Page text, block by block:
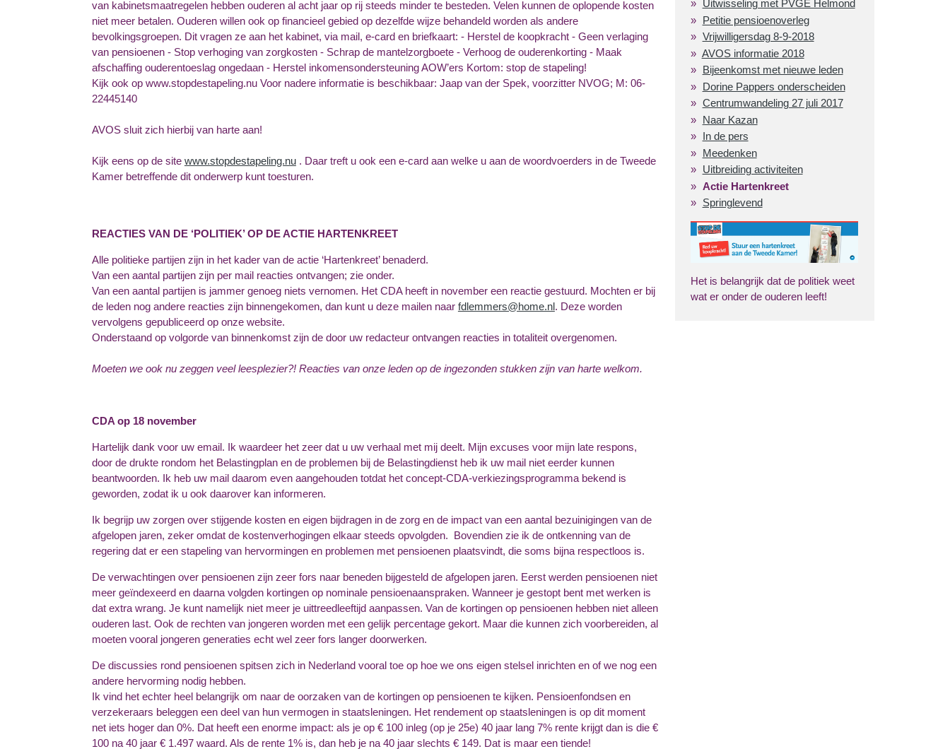
van kabinetsmaatregelen hebben ouderen al acht jaar op rij steeds minder te besteden. Velen kunnen de oplopende kosten
niet meer betalen. Ouderen willen ook op financieel gebied op dezelfde wijze behandeld worden als andere
bevolkingsgroepen. Dit vragen ze aan het kabinet, via mail, e-card en briefkaart: - Herstel de koopkracht - Geen verlaging
van pensioenen - Stop verhoging van zorgkosten - Schrap de mantelzorgboete - Verhoog de ouderenkorting - Maak
afschaffing ouderentoeslag ongedaan - Herstel inkomensondersteuning AOW’ers Kortom: stop de stapeling!
Kijk ook op www.stopdestapeling.nu Voor nadere informatie is beschikbaar: Jaap van der Spek, voorzitter NVOG; M: 06-
22445140
AVOS sluit zich hierbij van harte aan!
Kijk eens op de site www.stopdestapeling.nu. Daar treft u ook een e-card aan welke u aan de woordvoerders in de Tweede
Kamer betreffende dit onderwerp kunt toesturen.
REACTIES VAN DE ‘POLITIEK’ OP DE ACTIE HARTENKREET
Alle politieke partijen zijn in het kader van de actie ‘Hartenkreet’ benaderd.
Van een aantal partijen zijn per mail reacties ontvangen; zie onder.
Van een aantal partijen is jammer genoeg niets vernomen. Het CDA heeft in november een reactie gestuurd. Mochten er bij
de leden nog andere reacties zijn binnengekomen, dan kunt u deze mailen naar fdlemmers@home.nl. Deze worden
vervolgens gepubliceerd op onze website.
Onderstaand op volgorde van binnenkomst zijn de door uw redacteur ontvangen reacties in totaliteit overgenomen.
Moeten we ook nu zeggen veel leesplezier?! Reacties van onze leden op de ingezonden stukken zijn van harte welkom.
CDA op 18 november
Hartelijk dank voor uw email. Ik waardeer het zeer dat u uw verhaal met mij deelt. Mijn excuses voor mijn late respons,
door de drukte rondom het Belastingplan en de problemen bij de Belastingdienst heb ik uw mail niet eerder kunnen
beantwoorden. Ik heb uw mail daarom even aangehouden totdat het concept-CDA-verkiezingsprogramma bekend is
geworden, zodat ik u ook daarover kan informeren.
Ik begrijp uw zorgen over stijgende kosten en eigen bijdragen in de zorg en de impact van een aantal bezuinigingen van de
afgelopen jaren, zeker omdat de kostenverhogingen elkaar steeds opvolgden. Bovendien zie ik de ontkenning van de
regering dat er een stapeling van hervormingen en problemen met pensioenen plaatsvindt, die soms bijna respectloos is.
De verwachtingen over pensioenen zijn zeer fors naar beneden bijgesteld de afgelopen jaren. Eerst werden pensioenen niet
meer geïndexeerd en daarna volgden kortingen op nominale pensioenaanspraken. Wanneer je gestopt bent met werken is
dat extra wrang. Je kunt namelijk niet meer je uittreedleeftijd aanpassen. Van de kortingen op pensioenen hebben niet alleen
ouderen last. Ook de rechten van jongeren worden met een gelijk percentage gekort. Maar die kunnen zich voorbereiden, al
moeten vooral jongeren generaties echt wel zeer fors langer doorwerken.
De discussies rond pensioenen spitsen zich in Nederland vooral toe op hoe we ons eigen stelsel inrichten en of we nog een
andere hervorming nodig hebben.
Ik vind het echter heel belangrijk om naar de oorzaken van de kortingen op pensioenen te kijken. Pensioenfondsen en
verzekeraars beleggen een deel van hun vermogen in staatsleningen. Het rendement op staatsleningen is op dit moment
net iets hoger dan 0%. Dat heeft een enorme impact: als je op € 100 inleg (op je 25e) 40 jaar lang 7% rente krijgt dan is die €
100 na 40 jaar € 1.497 waard. Als de rente 1% is, dan heb je na 40 jaar slechts € 149. Dat is maar een tiende!
Uitwisseling met PVGE Helmond
Petitie pensioenoverleg
Vrijwilligersdag 8-9-2018
AVOS informatie 2018
Bijeenkomst met nieuwe leden
Dorine Pappers onderscheiden
Centrumwandeling 27 juli 2017
Naar Kazan
In de pers
Meedenken
Uitbreiding activiteiten
Actie Hartenkreet
Springlevend
Het is belangrijk dat de politiek weet
wat er onder de ouderen leeft!